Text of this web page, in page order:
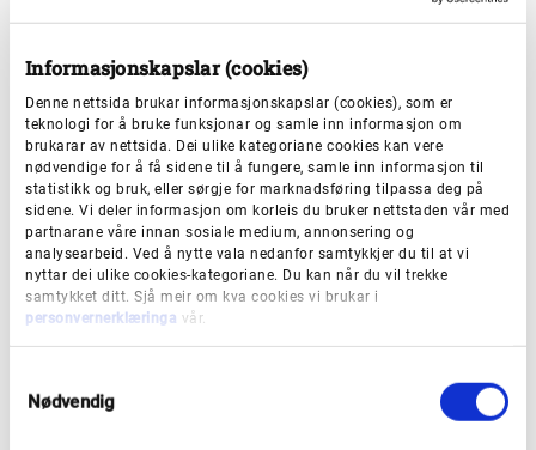
Informasjonskapslar (cookies)
Denne nettsida brukar informasjonskapslar (cookies), som er
teknologi for å bruke funksjonar og samle inn informasjon om
brukarar av nettsida. Dei ulike kategoriane cookies kan vere
nødvendige for å få sidene til å fungere, samle inn informasjon til
statistikk og bruk, eller sørgje for marknadsføring tilpassa deg på
sidene. Vi deler informasjon om korleis du bruker nettstaden vår med
partnarane våre innan sosiale medium, annonsering og
analysearbeid. Ved å nytte vala nedanfor samtykkjer du til at vi
nyttar dei ulike cookies-kategoriane. Du kan når du vil trekke
samtykket ditt. Sjå meir om kva cookies vi brukar i
personvernerklæringa vår.
Nødvendig
5867 Bergen
Besøksadresse spesialistklinikk
Årstadveien 19, (Odontologen, 1. et.), nordre inngang,
spesialisttannklinikken
Besøksadresse leiing og administrasjon:
Årstadveien 21 (Overlege Danielssens hus, 3. et.)